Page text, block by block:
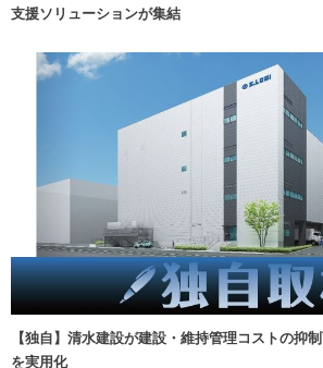
支援ソリューションが集結
【独自】清水建設が建設・維持管理コストの抑
を実用化